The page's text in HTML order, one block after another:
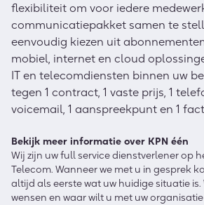
flexibiliteit om voor iedere
communicatiepakket samen te
eenvoudig kiezen uit
mobiel, internet en cloud
IT en telecomdiensten binnen uw
tegen 1 contract, 1 vaste prijs, 1
voicemail, 1 aanspreekpunt en 1
Bekijk meer informatie over KPN één
Wij zijn uw full service dienstverlener op
Telecom. Wanneer we met u in gesprek
altijd als eerste wat uw huidige situatie is.
wensen en waar wilt u met uw